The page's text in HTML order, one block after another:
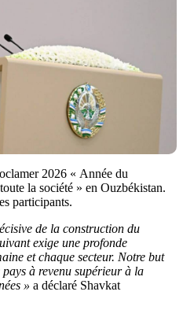
2026 « Année du
la société » en Ouzbékistan.
participants.
de la construction du
exige une profonde
et chaque secteur. Notre but
à revenu supérieur à la
» a déclaré Shavkat